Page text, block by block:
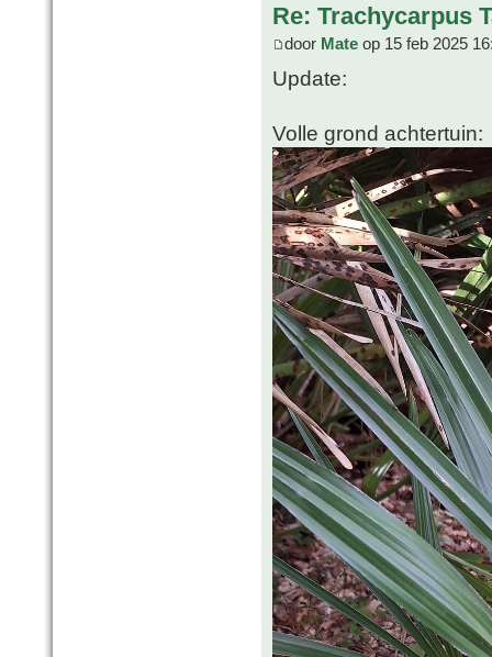
Re: Trachycarpus
door Mate op 15 feb 2025
Update:
Volle grond achtertuin: